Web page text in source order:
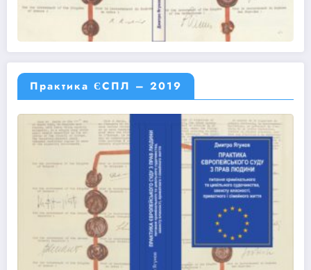
Практика ЄСПЛ – 2019